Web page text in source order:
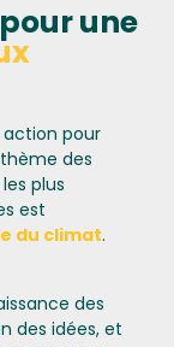
une
pour
des
plus
est
du climat.
des
des idées, et